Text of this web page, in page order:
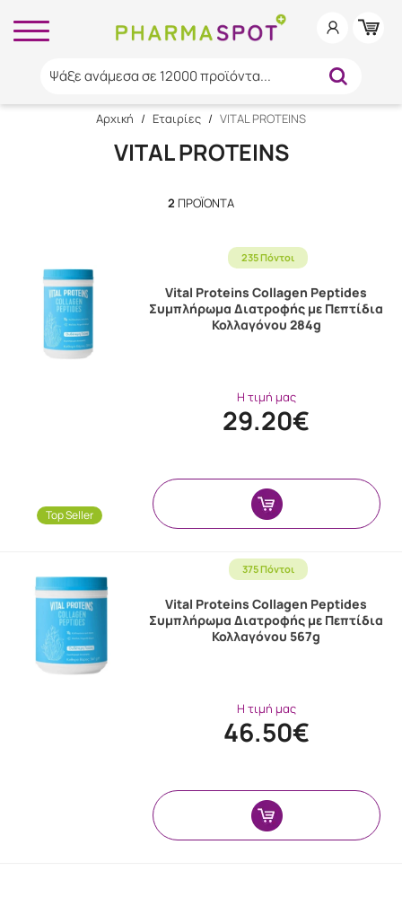
Ψάξε ανάμεσα σε 12000 προϊόντα...
Αρχική / Εταιρίες / VITAL PROTEINS
VITAL PROTEINS
2 ΠΡΟΪΌΝΤΑ
235 Πόντοι
Top Seller
Vital Proteins Collagen Peptides
Συμπλήρωμα Διατροφής με Πεπτίδια
Κολλαγόνου 284g
Η τιμή μας
29.20€
375 Πόντοι
Vital Proteins Collagen Peptides
Συμπλήρωμα Διατροφής με Πεπτίδια
Κολλαγόνου 567g
Η τιμή μας
46.50€